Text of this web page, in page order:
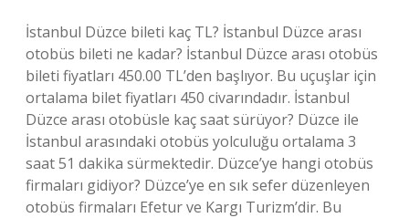
İstanbul Düzce bileti kaç TL? İstanbul Düzce arası
otobüs bileti ne kadar? İstanbul Düzce arası otobüs
bileti fiyatları 450.00 TL’den başlıyor. Bu uçuşlar için
ortalama bilet fiyatları 450 civarındadır. İstanbul
Düzce arası otobüsle kaç saat sürüyor? Düzce ile
İstanbul arasındaki otobüs yolculuğu ortalama 3
saat 51 dakika sürmektedir. Düzce’ye hangi otobüs
firmaları gidiyor? Düzce’ye en sık sefer düzenleyen
otobüs firmaları Efetur ve Kargı Turizm’dir. Bu